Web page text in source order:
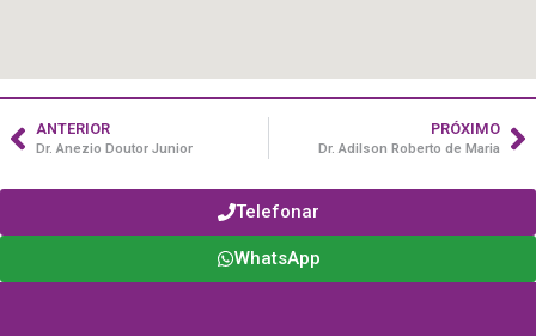
ANTERIOR
Dr. Anezio Doutor Junior
PRÓXIMO
Dr. Adilson Roberto de Maria
Telefonar
WhatsApp